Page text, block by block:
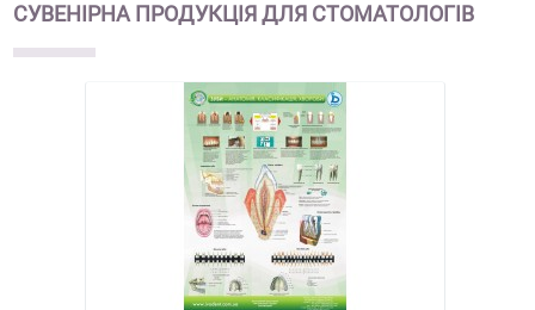
СУВЕНІРНА ПРОДУКЦІЯ ДЛЯ СТОМАТОЛОГІВ